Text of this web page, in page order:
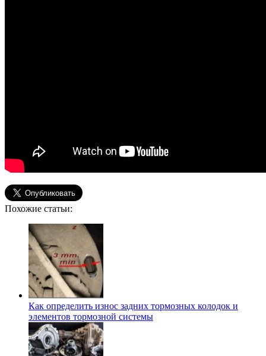
Похожие статьи:
Как определить износ задних тормозных колодок и
элементов тормозной системы